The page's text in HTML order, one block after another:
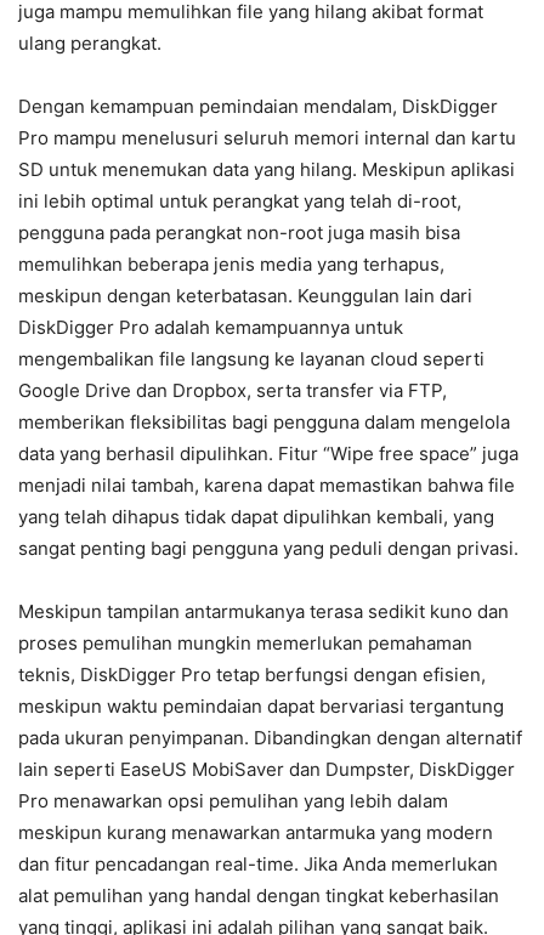
juga mampu memulihkan file yang hilang akibat format
ulang perangkat.
Dengan kemampuan pemindaian mendalam, DiskDigger
Pro mampu menelusuri seluruh memori internal dan kartu
SD untuk menemukan data yang hilang. Meskipun aplikasi
ini lebih optimal untuk perangkat yang telah di-root,
pengguna pada perangkat non-root juga masih bisa
memulihkan beberapa jenis media yang terhapus,
meskipun dengan keterbatasan. Keunggulan lain dari
DiskDigger Pro adalah kemampuannya untuk
mengembalikan file langsung ke layanan cloud seperti
Google Drive dan Dropbox, serta transfer via FTP,
memberikan fleksibilitas bagi pengguna dalam mengelola
data yang berhasil dipulihkan. Fitur “Wipe free space” juga
menjadi nilai tambah, karena dapat memastikan bahwa file
yang telah dihapus tidak dapat dipulihkan kembali, yang
sangat penting bagi pengguna yang peduli dengan privasi.
Meskipun tampilan antarmukanya terasa sedikit kuno dan
proses pemulihan mungkin memerlukan pemahaman
teknis, DiskDigger Pro tetap berfungsi dengan efisien,
meskipun waktu pemindaian dapat bervariasi tergantung
pada ukuran penyimpanan. Dibandingkan dengan alternatif
lain seperti EaseUS MobiSaver dan Dumpster, DiskDigger
Pro menawarkan opsi pemulihan yang lebih dalam
meskipun kurang menawarkan antarmuka yang modern
dan fitur pencadangan real-time. Jika Anda memerlukan
alat pemulihan yang handal dengan tingkat keberhasilan
yang tinggi, aplikasi ini adalah pilihan yang sangat baik.